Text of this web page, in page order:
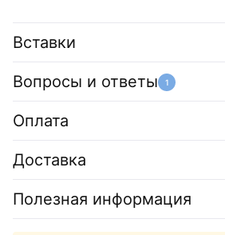
Вставки
Вопросы и ответы 1
Оплата
Доставка
Полезная информация